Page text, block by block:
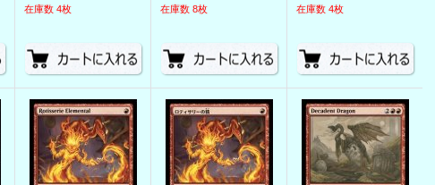
在庫数 4枚 在庫数 8枚 在庫数 4枚